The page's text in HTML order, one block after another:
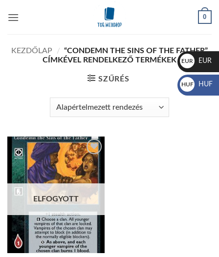
0
KEZDŐLAP / “CONDEMN THE SINS OF THE FATHER”
CÍMKÉVEL RENDELKEZŐ TERMÉKEK
SZŰRÉS
Add to
wishlist
ELFOGYOTT
EUR
€
EUR
HUF
Ft
HUF